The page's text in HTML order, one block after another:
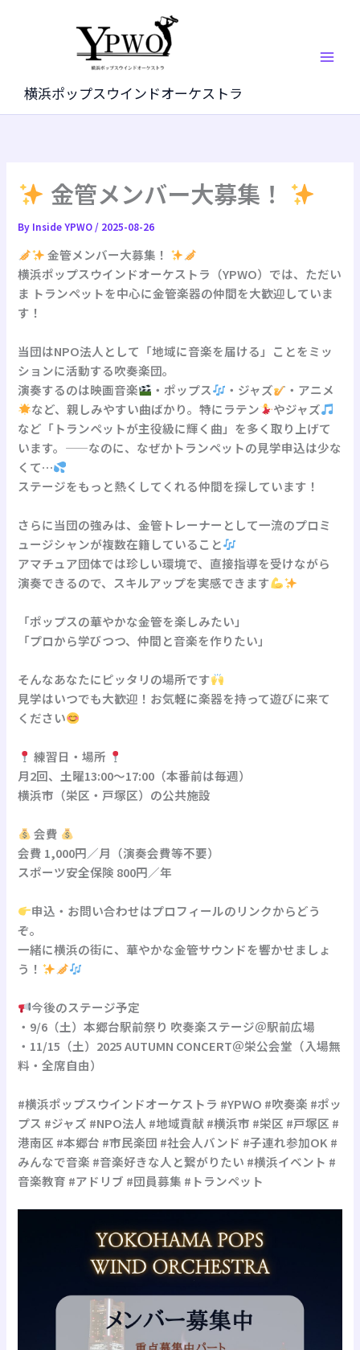
横浜ポップスウインドオーケストラ
金管メンバー大募集！
By Inside YPWO / 2025-08-26
金管メンバー大募集！
横浜ポップスウインドオーケストラ（YPWO）では、ただい
ま トランペットを中心に金管楽器の仲間を大歓迎していま
す！
当団はNPO法人として「地域に音楽を届ける」ことをミッ
ションに活動する吹奏楽団。
演奏するのは映画音楽
・ポップス ・ジャズ
・アニメ
など、親しみやすい曲ばかり。特にラテン
やジャズ
など「トランペットが主役級に輝く曲」を多く取り上げて
います。——なのに、なぜかトランペットの見学申込は少な
くて…
ステージをもっと熱くしてくれる仲間を探しています！
さらに当団の強みは、金管トレーナーとして一流のプロミ
ュージシャンが複数在籍していること
アマチュア団体では珍しい環境で、直接指導を受けながら
演奏できるので、スキルアップを実感できます
「ポップスの華やかな金管を楽しみたい」
「プロから学びつつ、仲間と音楽を作りたい」
そんなあなたにピッタリの場所です
見学はいつでも大歓迎！お気軽に楽器を持って遊びに来て
ください
練習日・場所
月2回、土曜13:00〜17:00（本番前は毎週）
横浜市（栄区・戸塚区）の公共施設
会費
会費 1,000円／月（演奏会費等不要）
スポーツ安全保険 800円／年
申込・お問い合わせはプロフィールのリンクからどう
ぞ。
一緒に横浜の街に、華やかな金管サウンドを響かせましょ
う！
今後のステージ予定
・9/6（土）本郷台駅前祭り 吹奏楽ステージ＠駅前広場
・11/15（土）2025 AUTUMN CONCERT＠栄公会堂（入場無
料・全席自由）
#横浜ポップスウインドオーケストラ #YPWO #吹奏楽 #ポッ
プス #ジャズ #NPO法人 #地域貢献 #横浜市 #栄区 #戸塚区 #
港南区 #本郷台 #市民楽団 #社会人バンド #子連れ参加OK #
みんなで音楽 #音楽好きな人と繋がりたい #横浜イベント #
音楽教育 #アドリブ #団員募集 #トランペット